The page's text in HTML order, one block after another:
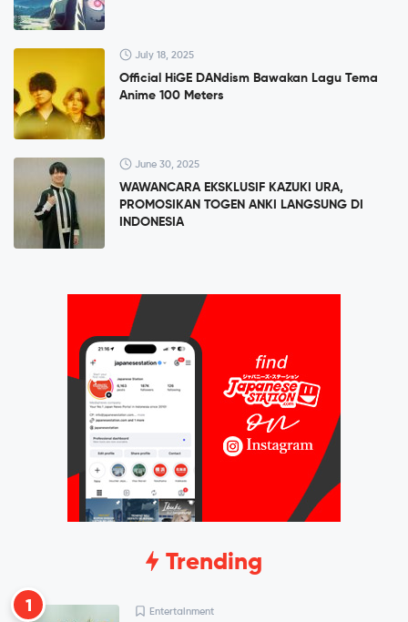
July 18, 2025
Official HiGE DANdism Bawakan Lagu Tema
Anime 100 Meters
June 30, 2025
WAWANCARA EKSKLUSIF KAZUKI URA,
PROMOSIKAN TOGEN ANKI LANGSUNG DI
INDONESIA
Trending
1 Entertainment